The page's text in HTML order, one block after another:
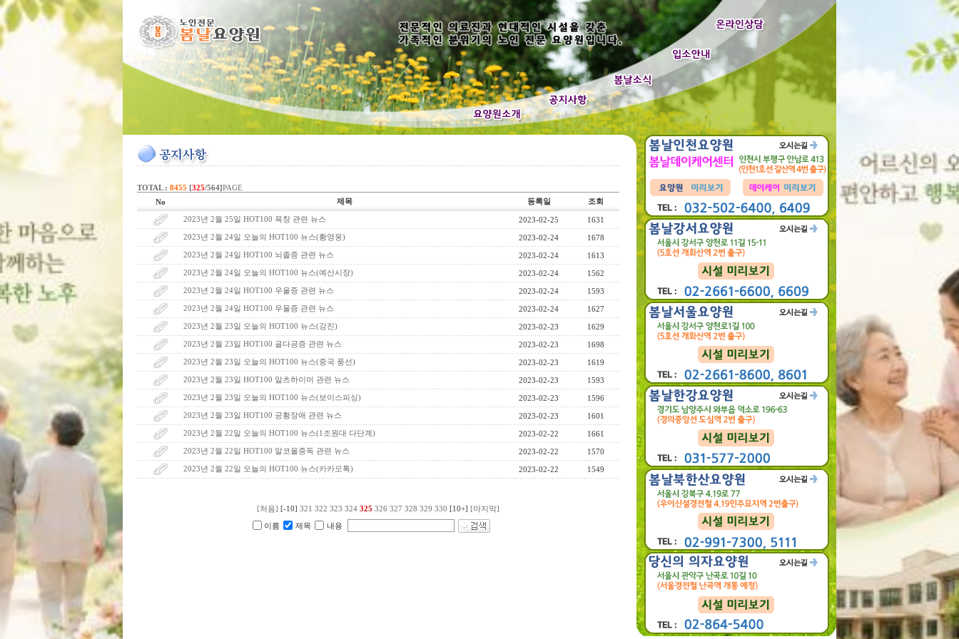
TOTAL : 8455 [325/564]PAGE
No
제목 등록일 조회
2023년 2월 25일 HOT100 욕창 관련 뉴스 2023-02-25
1631
2023년 2월 24일 오늘의 HOT100 뉴스(황영웅)
2023-02-24
1678
2023년 2월 24일 HOT100 뇌졸중 관련 뉴스
2023-02-24
1613
2023년 2월 24일 오늘의 HOT100 뉴스(예산시장)
2023-02-24
1562
2023년 2월 24일 HOT100 우울증 관련 뉴스
2023-02-24
1593
2023년 2월 24일 HOT100 우울증 관련 뉴스
2023-02-24
1627
2023년 2월 23일 오늘의 HOT100 뉴스(강진)
2023-02-23
1629
2023년 2월 23일 HOT100 골다공증 관련 뉴스
2023-02-23
1698
2023년 2월 23일 오늘의 HOT100 뉴스(중국 풍선)
2023-02-23
1619
2023년 2월 23일 HOT100 알츠하이머 관련 뉴스
2023-02-23
1593
2023년 2월 23일 오늘의 HOT100 뉴스(보이스피싱)
2023-02-23
1596
2023년 2월 23일 HOT100 공황장애 관련 뉴스
2023-02-23
1601
2023년 2월 22일 오늘의 HOT100 뉴스(1조원대 다단계)
2023-02-22
1661
2023년 2월 22일 HOT100 알코올중독 관련 뉴스
2023-02-22
1570
2023년 2월 22일 오늘의 HOT100 뉴스(카카오톡)
2023-02-22 1549
[처음] [-10] 321 322 323 324 325 326 327 328 329 330 [10+] [마지막]
이름
제목 내용